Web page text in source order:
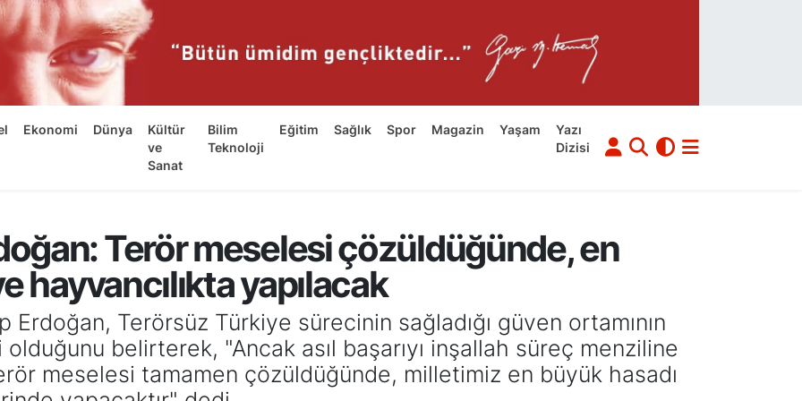
Ekonomi Dünya
Kültür
ve
Sanat
Bilim
Teknoloji
Eğitim Sağlık Spor Magazin Yaşam
Yazı
Dizisi
Terör meselesi çözüldüğünde, en
hayvancılıkta yapılacak
Erdoğan, Terörsüz Türkiye sürecinin sağladığı güven ortamının
belirterek, "Ancak asıl başarıyı inşallah süreç menziline
meselesi tamamen çözüldüğünde, milletimiz en büyük hasadı